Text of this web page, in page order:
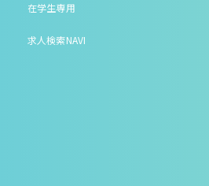
在学生専用
求人検索NAVI